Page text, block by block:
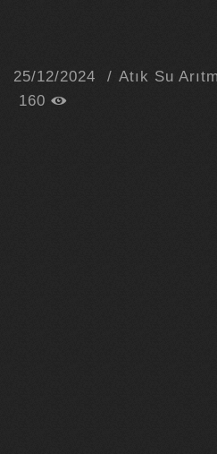
25/12/2024 Atık Su
160